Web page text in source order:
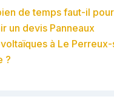
de temps faut-il pour
un devis Panneaux
à Le Perreux-
?